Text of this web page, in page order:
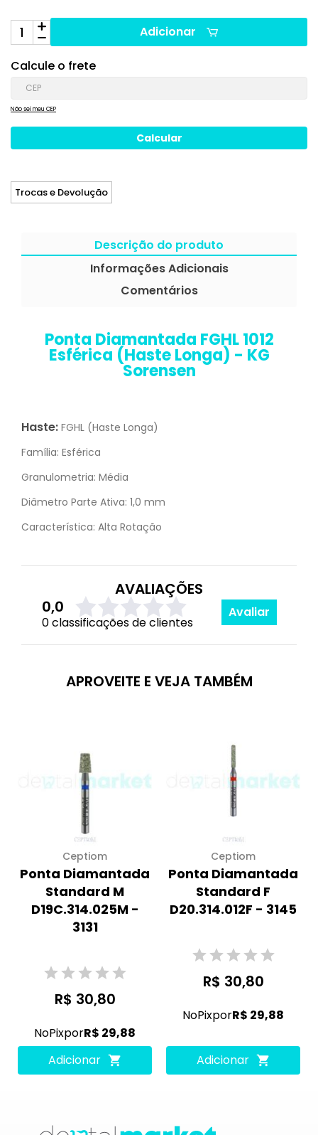
Adicionar
Calcule o frete
Não sei meu CEP
Trocas e Devolução
Descrição do produto
Informações Adicionais
Comentários
Ponta Diamantada FGHL 1012
Esférica (Haste Longa) - KG
Sorensen
Haste: FGHL (Haste Longa)
Família: Esférica
Granulometria: Média
Diâmetro Parte Ativa: 1,0 mm
Característica: Alta Rotação
AVALIAÇÕES
0,0
0 classificações de clientes
Avaliar
APROVEITE E VEJA TAMBÉM
Ceptiom
Ponta Diamantada
Standard M
D19C.314.025M -
3131
R$ 30,80
NoPixporR$ 29,88
Adicionar
Ceptiom
Ponta Diamantada
Standard F
D20.314.012F - 3145
R$ 30,80
NoPixporR$ 29,88
Adicionar